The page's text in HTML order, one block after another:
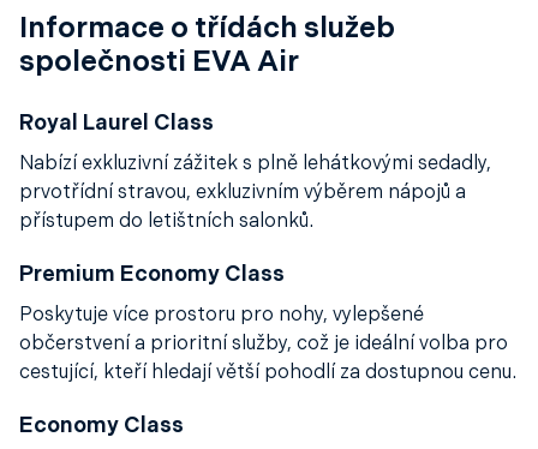
Informace o třídách služeb
společnosti EVA Air
Royal Laurel Class
Nabízí exkluzivní zážitek s plně lehátkovými sedadly,
prvotřídní stravou, exkluzivním výběrem nápojů a
přístupem do letištních salonků.
Premium Economy Class
Poskytuje více prostoru pro nohy, vylepšené
občerstvení a prioritní služby, což je ideální volba pro
cestující, kteří hledají větší pohodlí za dostupnou cenu.
Economy Class